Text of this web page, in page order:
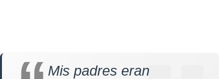
Mis padres eran